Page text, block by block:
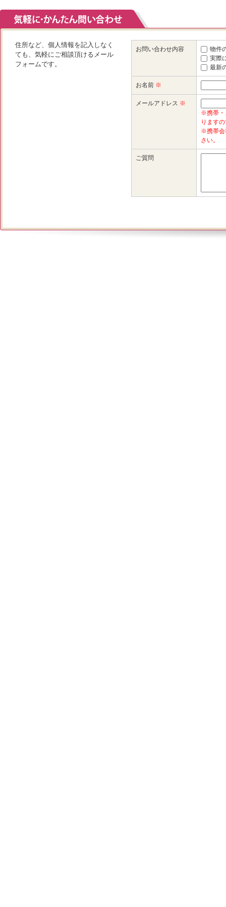
住所など、個人情報を記入しなく
ても、気軽にご相談頂けるメール
フォームです。
お問い合わせ内容
物件
実際
最新
お名前 ※
メールアドレス ※
※携帯・
ります
※携帯会
さい。
ご質問